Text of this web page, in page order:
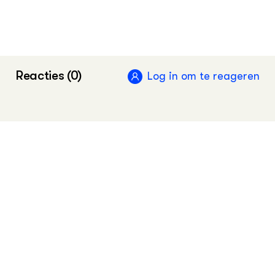
Reacties (0) Log in om te reageren